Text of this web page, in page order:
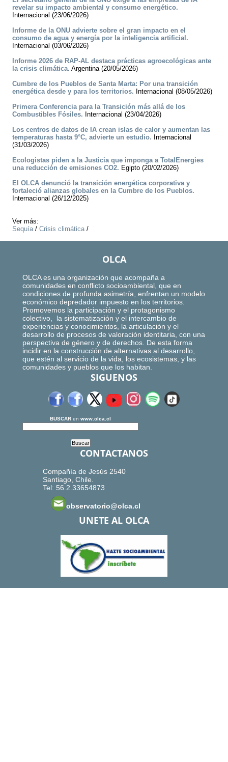
revelar su impacto ambiental y consumo energético.
Internacional (23/06/2026)
Informe de la ONU advierte sobre el gran impacto en el
consumo de agua y energía por la inteligencia artificial.
Internacional (03/06/2026)
Informe 2026 de RAP-AL destaca prácticas agroecológicas ante
la crisis climática. Argentina (20/05/2026)
Cumbre de los Pueblos de Santa Marta: Por una transición
energética desde y para los territorios. Internacional (08/05/2026)
Primera Conferencia para la Transición más allá de los
Combustibles Fósiles. Internacional (23/04/2026)
Los centros de datos de IA crean islas de calor y aumentan las
temperaturas hasta 9°C, advierte un estudio. Internacional
(31/03/2026)
Ecologistas piden a la Justicia que imponga a TotalEnergies
una reducción de emisiones CO2. Egipto (20/02/2026)
El OLCA denunció la transición energética corporativa y
fortaleció alianzas globales en la Cumbre de los Pueblos.
Internacional (26/12/2025)
Ver más:
Sequía/ Crisis climática/
OLCA
OLCA es una organización que acompaña a
comunidades en conflicto socioambiental, que en
condiciones de profunda asimetría, enfrentan un modelo
económico depredador impuesto en los territorios.
Promovemos la participación y el protagonismo
colectivo, la sistematización y el intercambio de
experiencias y conocimientos, la articulación y el
desarrollo de procesos de valoración identitaria, con una
perspectiva de género y de derechos. De esta forma
incidir en la construcción de alternativas al desarrollo,
que estén al servicio de la vida, los ecosistemas, y las
comunidades y pueblos que los habitan.
SIGUENOS
BUSCAR en www.olca.cl
CONTACTANOS
Compañía de Jesús 2540
Santiago, Chile.
Tel: 56.2.33654873
observatorio@olca.cl
UNETE AL OLCA